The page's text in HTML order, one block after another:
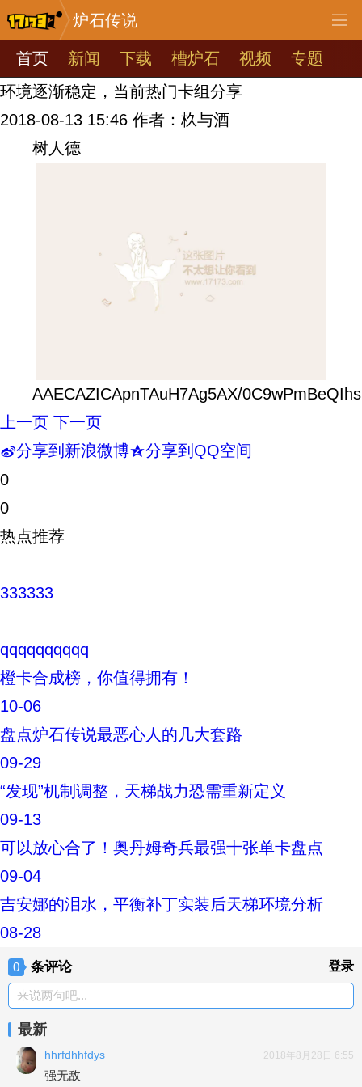
炉石传说
首页 新闻 下载 槽炉石 视频
专题
环境逐渐稳定，当前热门卡组分享
2018-08-13 15:46 作者：杦与酒
树人德
AAECAZICApnTAuH7Ag5AX/
上一页 下一页
t分享到新浪微博z分享到QQ空间
0
0
热点推荐
333333
qqqqqqqqqq
橙卡合成榜，你值得拥有！
10-06
盘点炉石传说最恶心人的几大套路
09-29
“发现”机制调整，天梯战力恐需重新定义
09-13
可以放心合了！奥丹姆奇兵最强十张单卡盘点
09-04
吉安娜的泪水，平衡补丁实装后天梯环境分析
08-28
0 条评论 登录
来说两句吧...
最新
hhrfdhhfdys 2018年8月28日 6:55